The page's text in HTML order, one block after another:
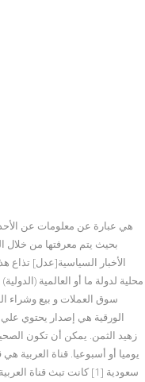
بحيث يتم معرفتها من خلال
الأخبار السياسية[عدل] تذاع
محلية لدولة ما أو العالمية
سوق العملات و بيع وشراء
الورقية هي إصدار يحتوي
زهيد الثمن. يمكن أن تكون
يوميا أو أسبوعيا. قناة العربية
سعودية [1] كانت تبث قناة